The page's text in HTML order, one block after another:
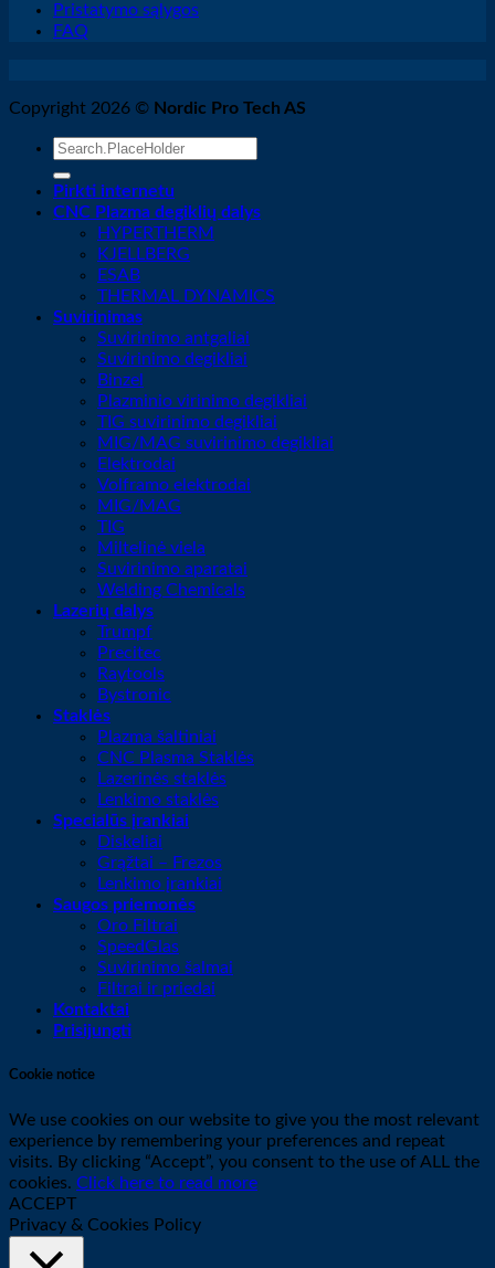
Pristatymo sąlygos
FAQ
Copyright 2026 © Nordic Pro Tech AS
Ieškoti:
Pirkti internetu
CNC Plazma degiklių dalys
HYPERTHERM
KJELLBERG
ESAB
THERMAL DYNAMICS
Suvirinimas
Suvirinimo antgaliai
Suvirinimo degikliai
Binzel
Plazminio virinimo degikliai
TIG suvirinimo degikliai
MIG/MAG suvirinimo degikliai
Elektrodai
Volframo elektrodai
MIG/MAG
TIG
Miltelinė viela
Suvirinimo aparatai
Welding Chemicals
Lazerių dalys
Trumpf
Precitec
Raytools
Bystronic
Staklės
Plazma šaltiniai
CNC Plasma Staklės
Lazerinės staklės
Lenkimo staklės
Specialūs įrankiai
Diskeliai
Grąžtai – Frezos
Lenkimo įrankiai
Saugos priemonės
Oro Filtrai
SpeedGlas
Suvirinimo šalmai
Filtrai ir priedai
Kontaktai
Prisijungti
Cookie notice
We use cookies on our website to give you the most relevant
experience by remembering your preferences and repeat
visits. By clicking “Accept”, you consent to the use of ALL the
cookies. Click here to read more
ACCEPT
Privacy & Cookies Policy